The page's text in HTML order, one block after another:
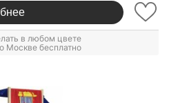
в любом цвете
Москве бесплатно